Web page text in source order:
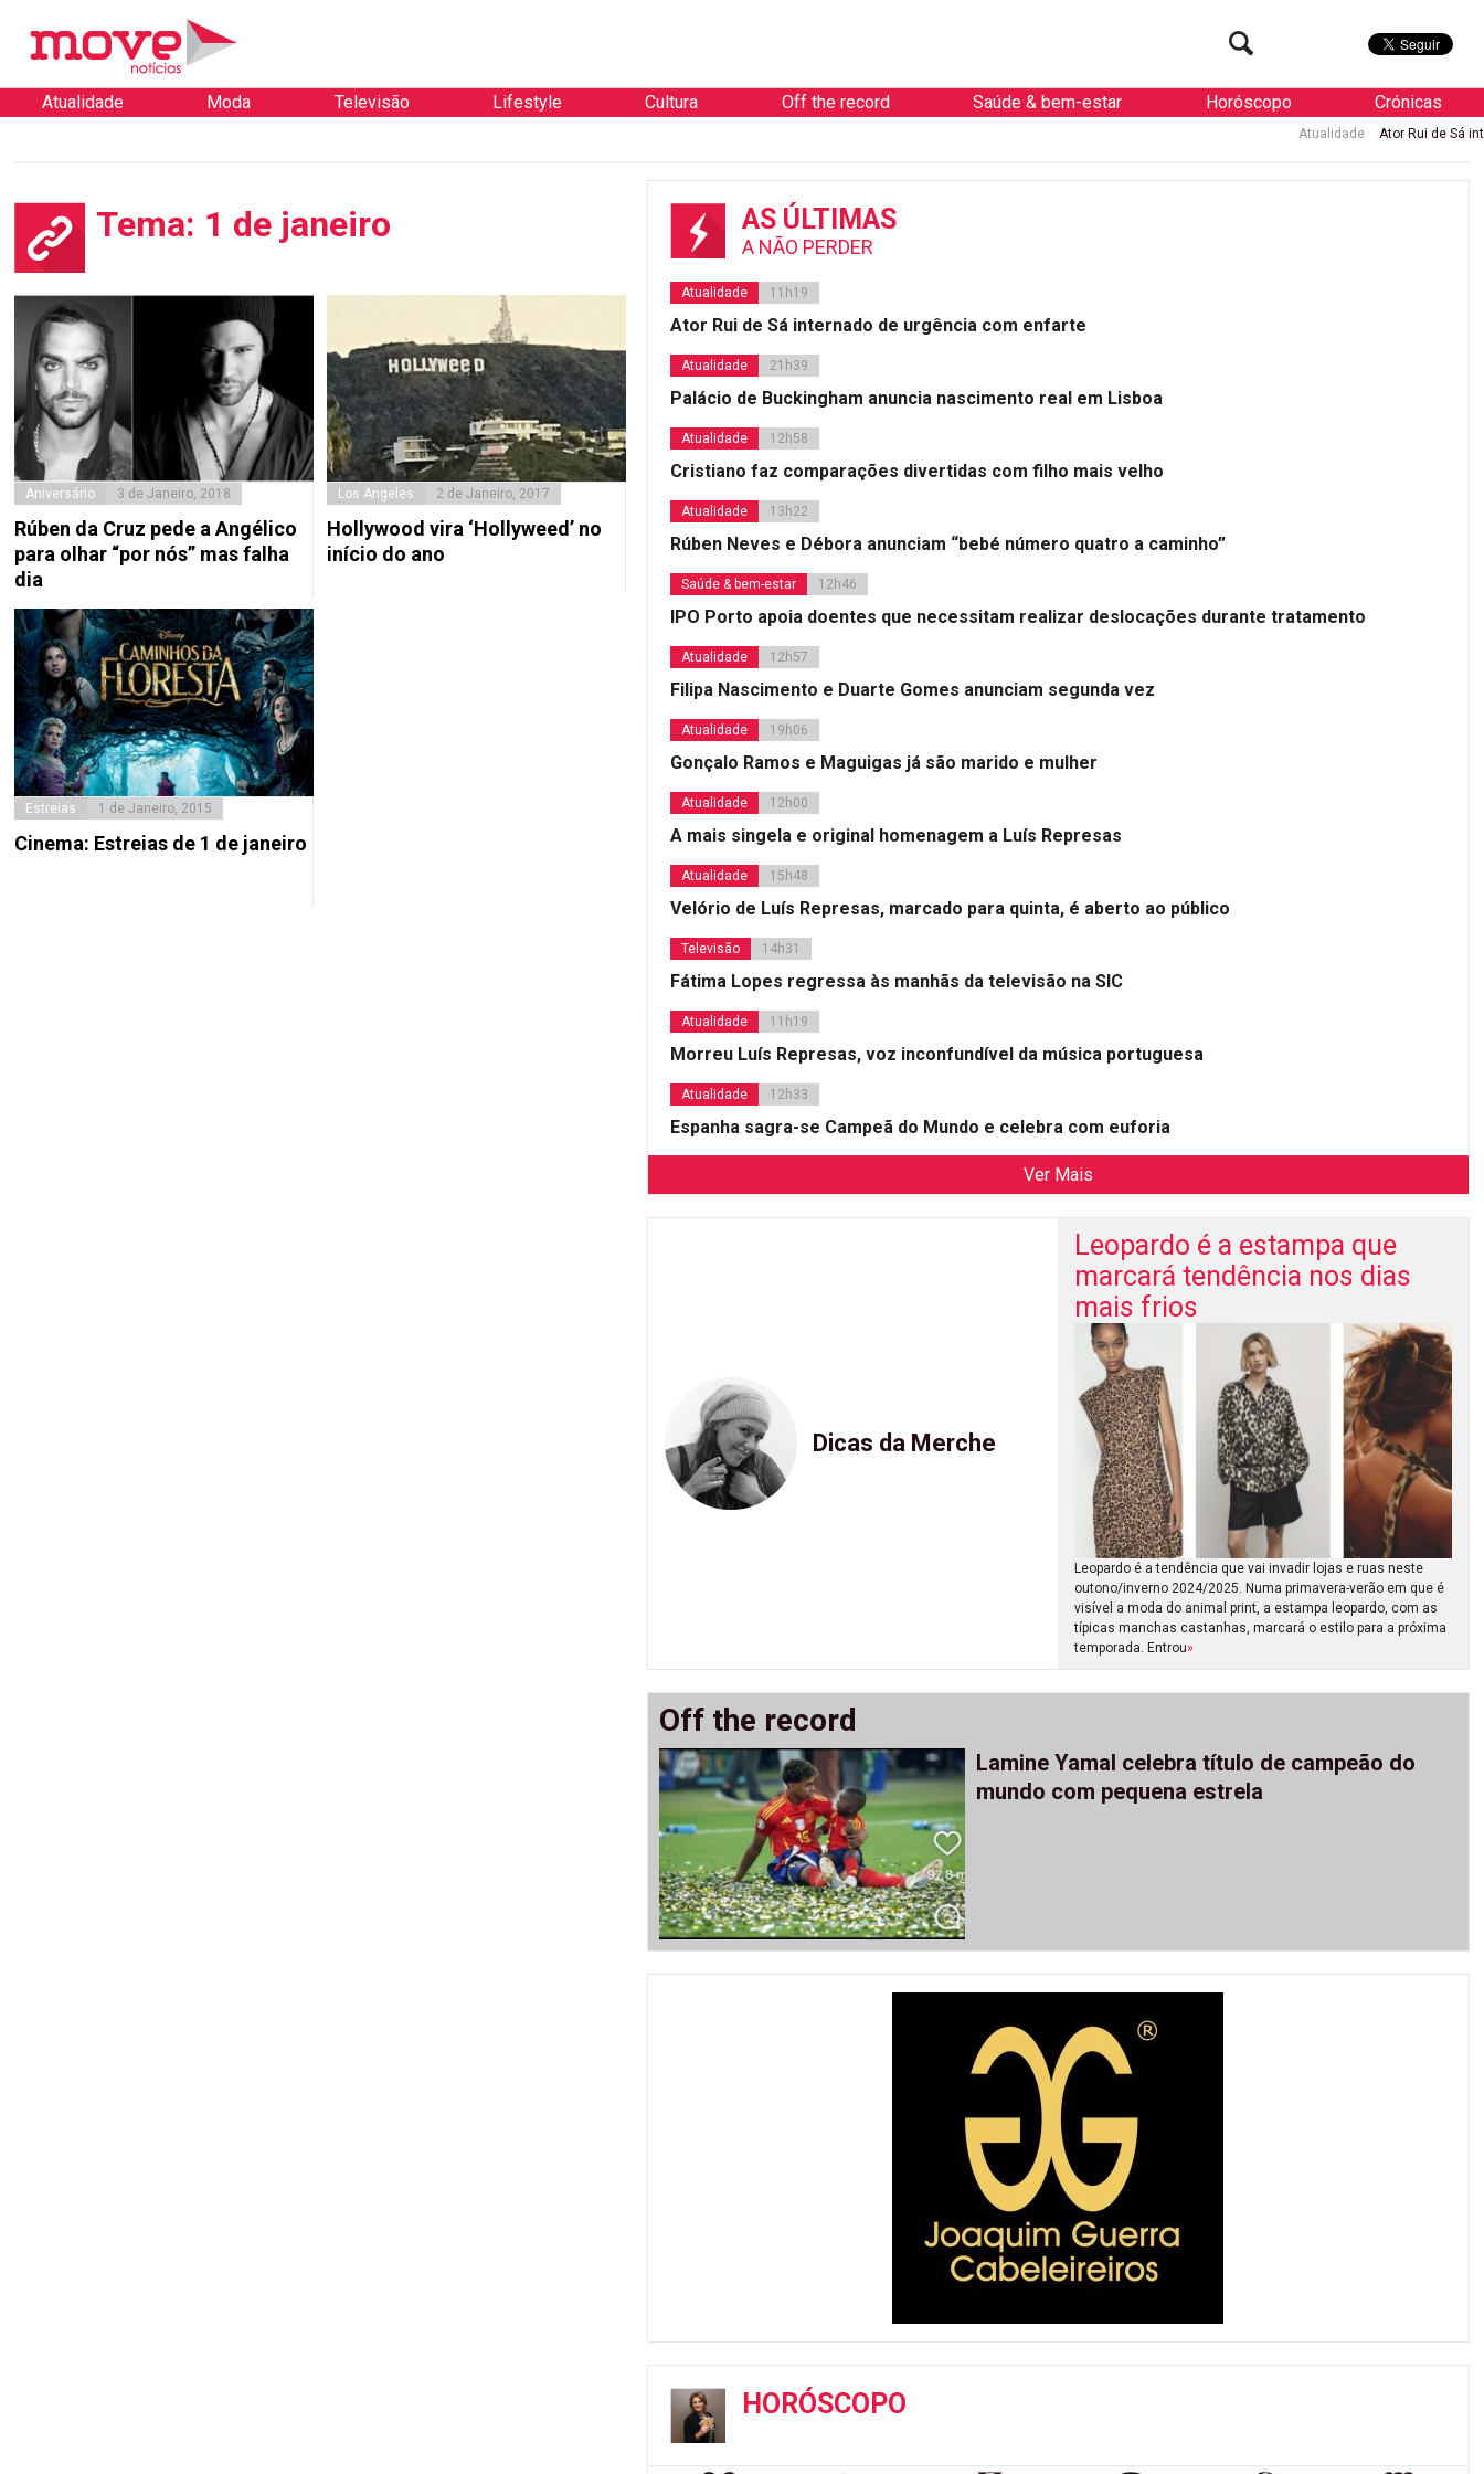
Atualidade Moda Televisão Lifestyle Cultura Off the record Saúde & bem-estar Horóscopo Crónicas
Atualidade Ator Rui de Sá
Tema: 1 de janeiro
Aniversário 3 de Janeiro, 2018
Rúben da Cruz pede a Angélico
para olhar “por nós” mas falha
dia
Los Angeles 2 de Janeiro, 2017
Hollywood vira ‘Hollyweed’ no
início do ano
Estreias 1 de Janeiro, 2015
Cinema: Estreias de 1 de janeiro
AS ÚLTIMAS
A NÃO PERDER
Atualidade 11h19
Ator Rui de Sá internado de urgência com enfarte
Atualidade 21h39
Palácio de Buckingham anuncia nascimento real em Lisboa
Atualidade 12h58
Cristiano faz comparações divertidas com filho mais velho
Atualidade 13h22
Rúben Neves e Débora anunciam “bebé número quatro a caminho”
Saúde & bem-estar 12h46
IPO Porto apoia doentes que necessitam realizar deslocações durante tratamento
Atualidade 12h57
Filipa Nascimento e Duarte Gomes anunciam segunda vez
Atualidade 19h06
Gonçalo Ramos e Maguigas já são marido e mulher
Atualidade 12h00
A mais singela e original homenagem a Luís Represas
Atualidade 15h48
Velório de Luís Represas, marcado para quinta, é aberto ao público
Televisão 14h31
Fátima Lopes regressa às manhãs da televisão na SIC
Atualidade 11h19
Morreu Luís Represas, voz inconfundível da música portuguesa
Atualidade 12h33
Espanha sagra-se Campeã do Mundo e celebra com euforia
Ver Mais
Dicas da Merche
Leopardo é a estampa que
marcará tendência nos dias
mais frios
Leopardo é a tendência que vai invadir lojas e ruas neste
outono/inverno 2024/2025. Numa primavera-verão em que é
visível a moda do animal print, a estampa leopardo, com as
típicas manchas castanhas, marcará o estilo para a próxima
temporada. Entrou»
Off the record
Lamine Yamal celebra título de campeão do
mundo com pequena estrela
HORÓSCOPO